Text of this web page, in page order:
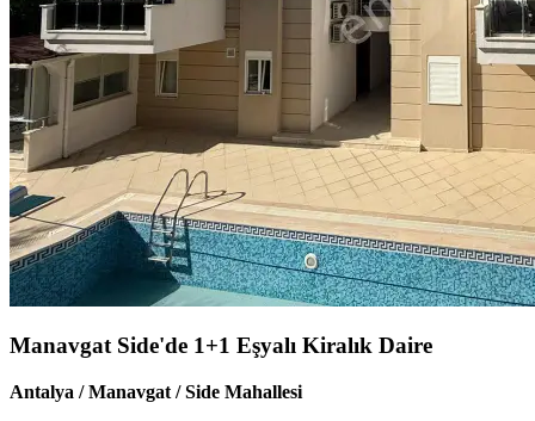
Manavgat Side'de 1+1 Eşyalı Kiralık Daire
Antalya / Manavgat / Side Mahallesi